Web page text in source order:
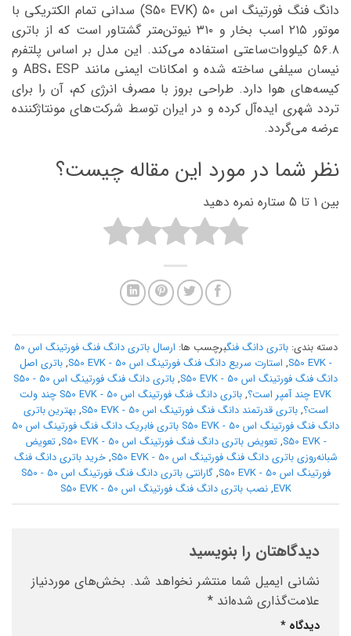
دانگ فنگ فورتینگ اس ۵۰ (S50 EVK) سدانی تمام الکتریکی با
موتور ۲۱۵ اسب بخار و ۳۱۰ نیوتن‌متر گشتاور است که از باتری
۵۶.۸ کیلووات‌ساعتی استفاده می‌کند. این مدل بر اساس پلتفرم
نیسان سیلفی ساخته شده و امکانات ایمنی مانند ABS، ESP و
کیسه‌های هوا دارد. طراحی بروز با مصرف انرژی کم، آن را برای
تردد شهری ایده‌آل کرده و در ایران توسط شرکت‌های مونتاژکننده
عرضه می‌گردد.
نظر شما در مورد این مقاله چیست؟
بین 1 تا 5 ستاره نمره دهید
دسته بندی:باتری دانگ فنگبرچسب ها:
ارسال باتری دانگ فنگ فورتینگ اس 50
- S50 EVK
, استارت سریع دانگ فنگ فورتینگ اس 50 - S50 EVK ,باتری اصل
دانگ فنگ فورتینگ اس 50 - S50 EVK
,
باتری دانگ فنگ فورتینگ اس 50 - S50
EVK چند آمپر است؟
,
باتری دانگ فنگ فورتینگ اس 50 - S50 EVK چند ولت
است؟,باتری قدرتمند دانگ فنگ فورتینگ اس 50 - S50 EVK ,بهترین باتری
دانگ فنگ فورتینگ اس 50 - S50 EVK باتری فابریک دانگ فنگ فورتینگ اس 50
- S50 EVK
,تعویض باتری دانگ فنگ فورتینگ اس 50 - S50 EVK ,تعویض
شبانه‌روزی باتری دانگ فنگ فورتینگ اس 50 - S50 EVK
,خرید باتری دانگ فنگ
فورتینگ اس 50 - S50 EVK
,
گارانتی باتری دانگ فنگ فورتینگ اس 50 - S50
EVK
,نصب باتری دانگ فنگ فورتینگ اس 50 - S50 EVK
دیدگاهتان را بنویسید
نشانی ایمیل شما منتشر نخواهد شد. بخش‌های موردنیاز
علامت‌گذاری شده‌اند *
دیدگاه *